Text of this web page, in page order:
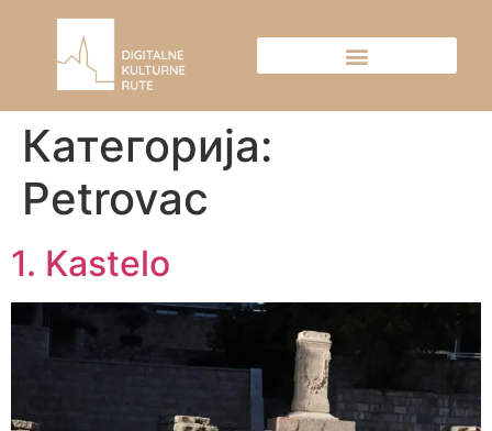
Категорија:
Petrovac
1. Kastelo